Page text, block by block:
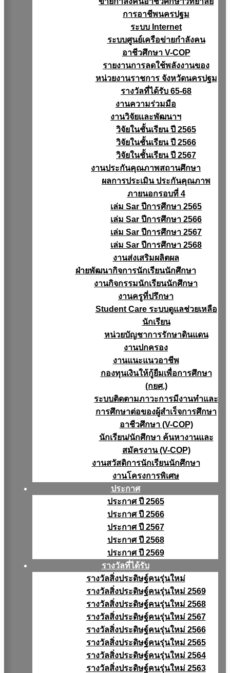
การอาชีพนครปฐม
ระบบ Internet
ระบบศูนย์เครือข่ายกำลังคน
อาชีวศึกษา V-COP
รายงานการลดใช้พลังงานของ
หน่วยงานราชการ จังหวัดนครปฐม
รางวัลที่ได้รับ 65-68
งานความร่วมมือ
งานวิจัยเเละพัฒนาฯ
วิจัยในชั้นเรียน ปี 2565
วิจัยในชั้นเรียน ปี 2566
วิจัยในชั้นเรียน ปี 2567
งานประกันคุณภาพสถานศึกษา
ผลการประเมิน ประกันคุณภาพ
ภายนอกรอบที่ 4
เล่ม Sar ปีการศึกษา 2565
เล่ม Sar ปีการศึกษา 2566
เล่ม Sar ปีการศึกษา 2567
เล่ม Sar ปีการศึกษา 2568
งานส่งเสริมผลิตผล
ฝ่ายพัฒนากิจการนักเรียนนักศึกษา
งานกิจกรรมนักเรียนนักศึกษา
งานครูที่ปรึกษา
Student Care ระบบดูแลช่วยเหลือ
นักเรียน
หน่วยบัญชาการรักษาดินแดน
งานปกครอง
งานแนะแนวอาชีพ
กองทุนเงินให้กู้ยืมเพื่อการศึกษา
(กยศ.)
ระบบติดตามภาวะการมีงานทำและ
การศึกษาต่อของผู้สำเร็จการศึกษา
อาชีวศึกษา (V-COP)
นักเรียน/นักศึกษา ค้นหางานและ
สมัครงาน (V-COP)
งานสวัสดิการนักเรียนนักศึกษา
งานโครงการพิเศษ
ประกาศ
ประกาศ ปี 2565
ประกาศ ปี 2566
ประกาศ ปี 2567
ประกาศ ปี 2568
ประกาศ ปี 2569
รางวัลที่ได้รับ
รางวัลสิ่งประดิษฐ์คนรุ่นใหม่
รางวัลสิ่งประดิษฐ์คนรุ่นใหม่ 2569
รางวัลสิ่งประดิษฐ์คนรุ่นใหม่ 2568
รางวัลสิ่งประดิษฐ์คนรุ่นใหม่ 2567
รางวัลสิ่งประดิษฐ์คนรุ่นใหม่ 2566
รางวัลสิ่งประดิษฐ์คนรุ่นใหม่ 2565
รางวัลสิ่งประดิษฐ์คนรุ่นใหม่ 2564
รางวัลสิ่งประดิษฐ์คนรุ่นใหม่ 2563